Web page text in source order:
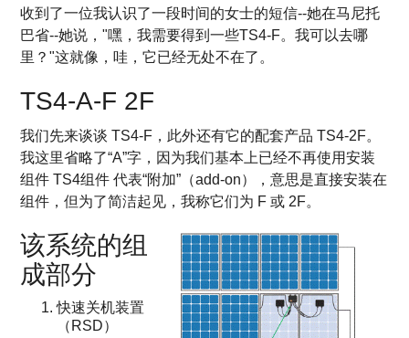
收到了一位我认识了一段时间的女士的短信--她在马尼托
巴省--她说，"嘿，我需要得到一些TS4-F。我可以去哪
里？"这就像，哇，它已经无处不在了。
TS4-A-F 2F
我们先来谈谈 TS4-F，此外还有它的配套产品 TS4-2F。
我这里省略了“A”字，因为我们基本上已经不再使用安装
组件 TS4组件 代表“附加”（add-on），意思是直接安装在
组件，但为了简洁起见，我称它们为 F 或 2F。
该系统的组
成部分
快速关机装置
（RSD）